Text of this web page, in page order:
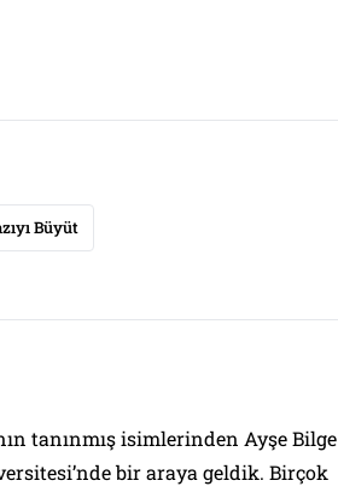
Büyüt
tanınmış isimlerinden Ayşe Bilge
bir araya geldik. Birçok